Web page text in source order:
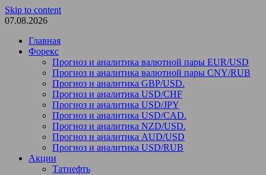
Skip to content
07.08.2026
Главная
Форекс
Прогноз и аналитика валютной пары EUR/USD
Прогноз и аналитика валютной пары CNY/RUB
Прогноз и аналитика GBP/USD.
Прогноз и аналитика USD/CHF
Прогноз и аналитика USD/JPY
Прогноз и аналитика USD/CAD.
Прогноз и аналитика NZD/USD.
Прогноз и аналитика AUD/USD
Прогноз и аналитика USD/RUB
Акции
Татнефть